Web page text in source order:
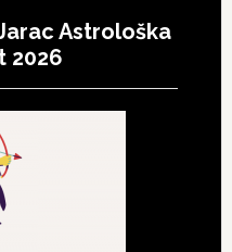
Astrološka
2026